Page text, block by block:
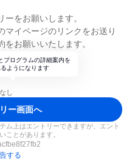
をお願いします。
マイページのリンクをお送り
お願いいたします。
プログラムの詳細案内を
ようになります
し
ー画面へ
ム上はエントリーできますが、エント
ことがあります。
する